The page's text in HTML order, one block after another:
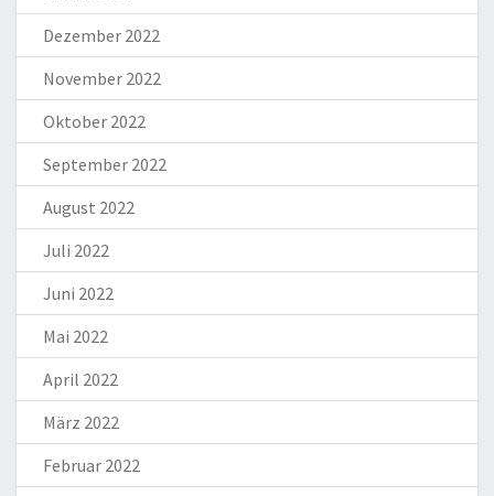
Dezember 2022
November 2022
Oktober 2022
September 2022
August 2022
Juli 2022
Juni 2022
Mai 2022
April 2022
März 2022
Februar 2022